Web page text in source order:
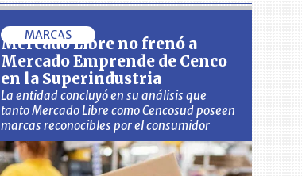
MARCAS
Mercado Libre no frenó a
Mercado Emprende de Cenco
en la Superindustria
La entidad concluyó en su análisis que
tanto Mercado Libre como Cencosud poseen
marcas reconocibles por el consumidor